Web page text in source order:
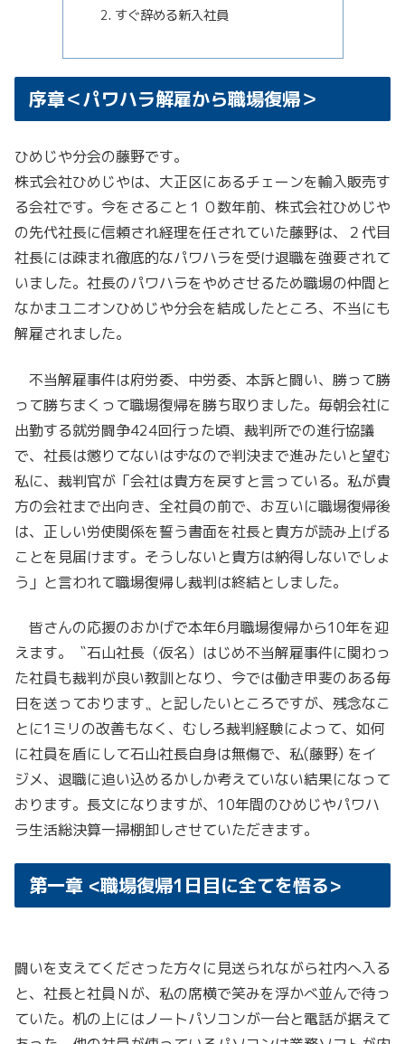
すぐ辞める新入社員
序章＜パワハラ解雇から職場復帰＞
ひめじや分会の藤野です。
株式会社ひめじやは、大正区にあるチェーンを輸入販売す
る会社です。今をさること１０数年前、株式会社ひめじや
の先代社長に信頼され経理を任されていた藤野は、２代目
社長には疎まれ徹底的なパワハラを受け退職を強要されて
いました。社長のパワハラをやめさせるため職場の仲間と
なかまユニオンひめじや分会を結成したところ、不当にも
解雇されました。
不当解雇事件は府労委、中労委、本訴と闘い、勝って勝
って勝ちまくって職場復帰を勝ち取りました。毎朝会社に
出勤する就労闘争424回行った頃、裁判所での進行協議
で、社長は懲りてないはずなので判決まで進みたいと望む
私に、裁判官が「会社は貴方を戻すと言っている。私が貴
方の会社まで出向き、全社員の前で、お互いに職場復帰後
は、正しい労使関係を誓う書面を社長と貴方が読み上げる
ことを見届けます。そうしないと貴方は納得しないでしょ
う」と言われて職場復帰し裁判は終結としました。
皆さんの応援のおかげで本年6月職場復帰から10年を迎
えます。〝石山社長（仮名）はじめ不当解雇事件に関わっ
た社員も裁判が良い教訓となり、今では働き甲斐のある毎
日を送っております〟と記したいところですが、残念なこ
とに1ミリの改善もなく、むしろ裁判経験によって、如何
に社員を盾にして石山社長自身は無傷で、私(藤野) をイ
ジメ、退職に追い込めるかしか考えていない結果になって
おります。長文になりますが、10年間のひめじやパワハ
ラ生活総決算一掃棚卸しさせていただきます。
第一章 <職場復帰1日目に全てを悟る>
闘いを支えてくださった方々に見送られながら社内へ入る
と、社長と社員Ｎが、私の席横で笑みを浮かべ並んで待っ
ていた。机の上にはノートパソコンが一台と電話が据えて